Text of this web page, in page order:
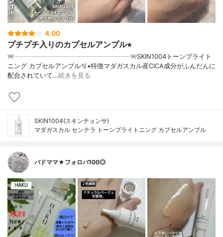
4.00
プチプチ入りのカプセルアンプル⭐︎
୨୧┈┈┈┈┈┈┈┈┈┈┈┈┈┈┈┈┈┈୨୧SKIN1004トーンブライト
ニング カプセルアンプル🫧▪︎特徴マダガスカル産CICA成分がふんだんに
配合されていて…続きを見る
SKIN1004(スキンチョンサ)
マダガスカル センテラ トーンブライトニング カプセルアンプル
バドママ★フォロバ100◎